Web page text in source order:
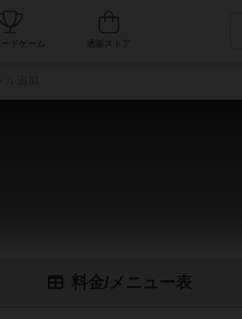
人気ボードゲーム
料金/メニュー表